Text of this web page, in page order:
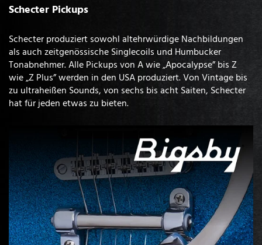
Schecter Pickups
Schecter produziert sowohl altehrwürdige Nachbildungen
als auch zeitgenössische Singlecoils und Humbucker
Tonabnehmer. Alle Pickups von A wie „Apocalypse” bis Z
wie „Z Plus” werden in den USA produziert. Von Vintage bis
zu ultraheißen Sounds, von sechs bis acht Saiten, Schecter
hat für jeden etwas zu bieten.